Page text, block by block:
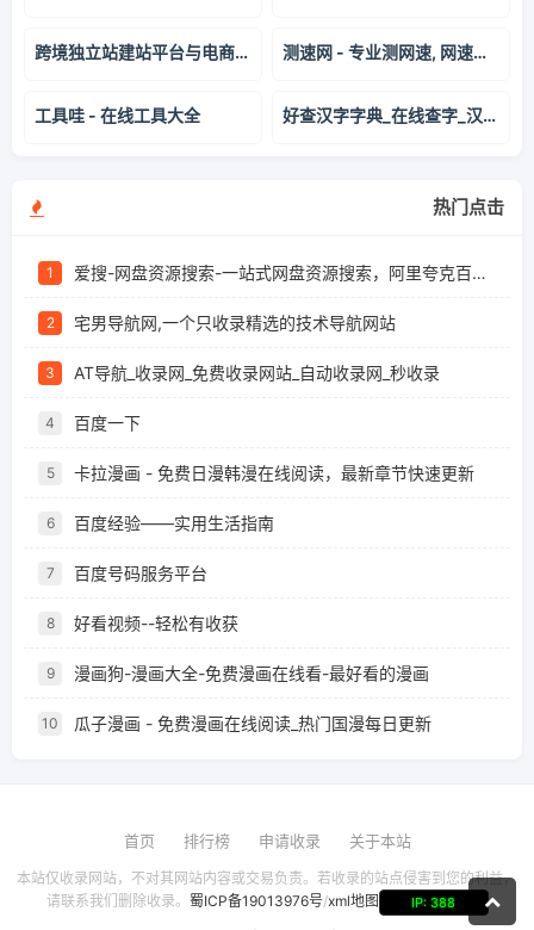
跨境独立站建站平台与电商解决方案 ｜店匠 Shoplazza 测速网 - 专业测网速, 网速测试, 宽带提速, 游戏测速, 直播测速, 5G测速, 物联网监测, Wi-Fi 7, Wi-Fi 6, FTTR, 全屋Wi-Fi - SpeedTest.cn
工具哇 - 在线工具大全 好查汉字字典_在线查字_汉字笔画部首拼音查询工具
热门点击
1 爱搜-网盘资源搜索-一站式网盘资源搜索，阿里夸克百度迅雷UC全聚合
2 宅男导航网,一个只收录精选的技术导航网站
3 AT导航_收录网_免费收录网站_自动收录网_秒收录
4 百度一下
5 卡拉漫画 - 免费日漫韩漫在线阅读，最新章节快速更新
6 百度经验——实用生活指南
7 百度号码服务平台
8 好看视频--轻松有收获
9 漫画狗-漫画大全-免费漫画在线看-最好看的漫画
10 瓜子漫画 - 免费漫画在线阅读_热门国漫每日更新
首页 排行榜 申请收录 关于本站
本站仅收录网站，不对其网站内容或交易负责。若收录的站点侵害到您的利益，
请联系我们删除收录。 蜀ICP备19013976号/xml地图 IP: 388